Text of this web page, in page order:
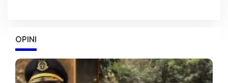
OPINI